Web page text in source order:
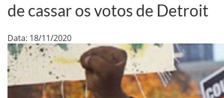
de cassar os votos de Detroit
Data: 18/11/2020